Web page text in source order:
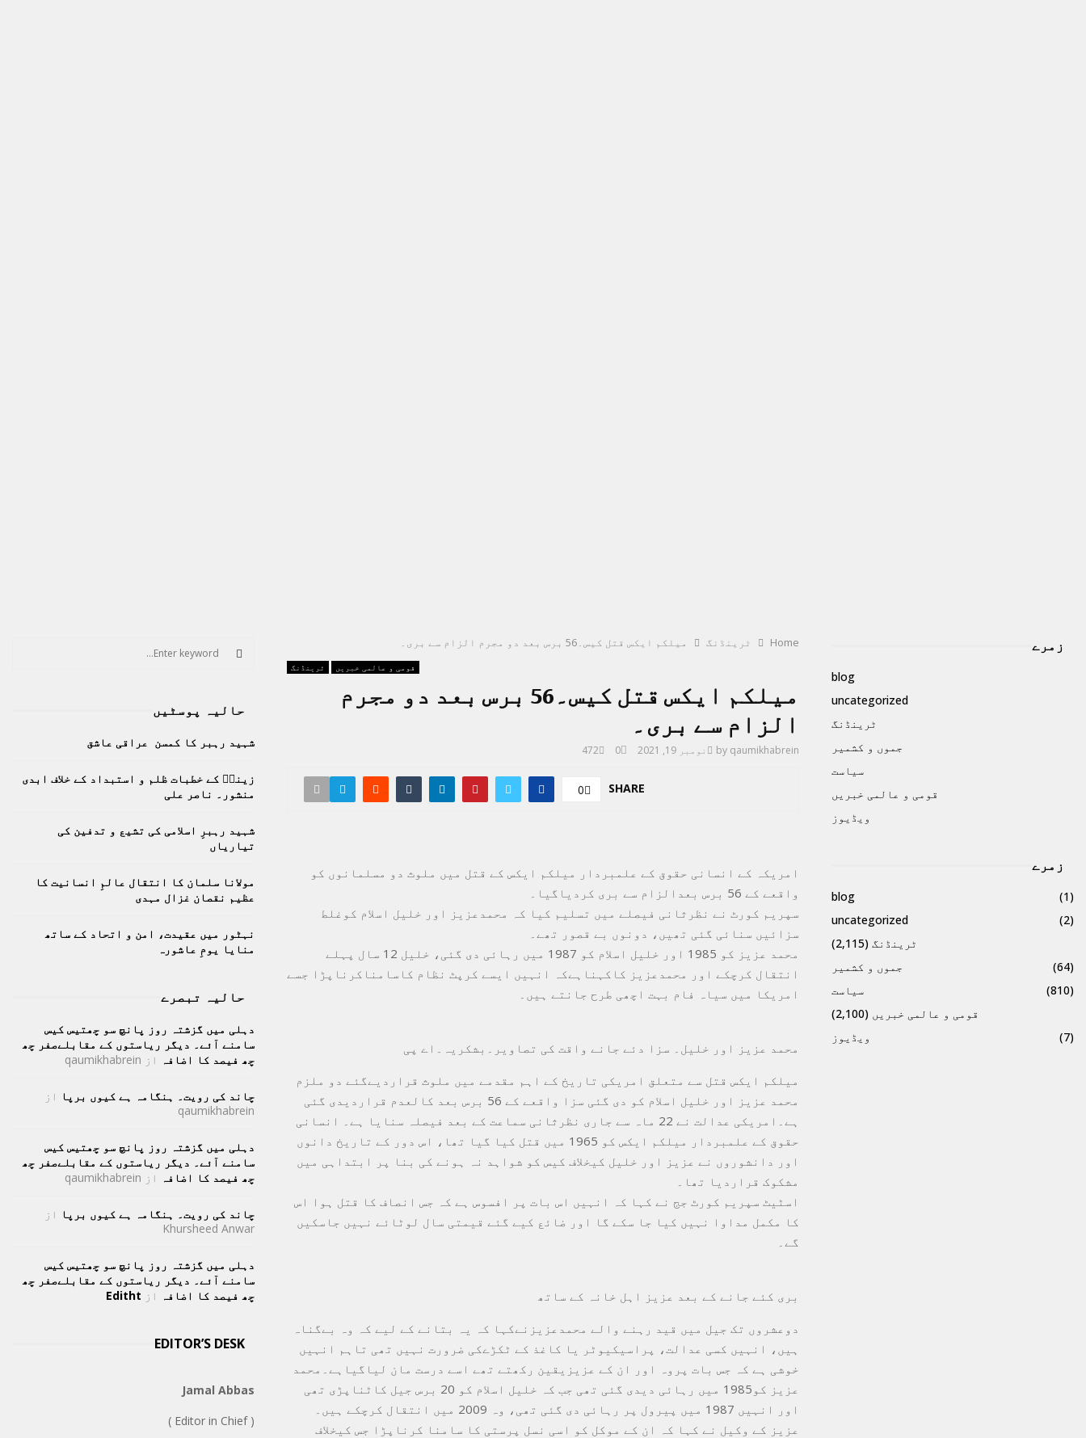
Home ٹرینڈنگ میلکم ایکس قتل کیس۔56 برس بعد دو مجرم الزام سے بری۔
ٹرینڈنگ قومی و عالمی خبریں
میلکم ایکس قتل کیس۔56 برس بعد دو مجرم
الزام سے بری۔
by qaumikhabrein نومبر 19, 2021 0
472
SHARE
0
امریکہ کے انسانی حقوق کے علمبردار میلکم ایکس کے قتل میں ملوث دو مسلمانوں کو
واقعے کے 56 برس بعدالزام سے بری کردیاگیا۔
سپریم کورٹ نے نظرثانی فیصلے میں تسلیم کیا کہ محمدعزیز اور خلیل اسلام کوغلط
سزائیں سنائی گئی تھیں، دونوں بے قصور تھے۔
محمد عزیز کو 1985 اور خلیل اسلام کو 1987 میں رہائی دی گئی، خلیل 12 سال پہلے
انتقال کرچکے اور محمدعزیز کاکہناہےکہ انہیں ایسے کرپٹ نظام کاسامناکرناپڑا جسے
امریکا میں سیاہ فام بہت اچھی طرح جانتے ہیں۔
محمد عزیز اور خلیل۔ سزا دئے جانے واقت کی تصاویر۔بشکریہ۔اے پی
میلکم ایکس قتل سے متعلق امریکی تاریخ کے اہم مقدمے میں ملوث قراردیےگئے دو ملزم
محمد عزیز اور خلیل اسلام کو دی گئی سزا واقعے کے 56 برس بعد کالعدم قراردیدی گئی
ہے۔امریکی عدالت نے 22 ماہ سے جاری نظرثانی سماعت کے بعد فیصلہ سنایا ہے۔ انسانی
حقوق کے علمبردار میلکم ایکس کو 1965 میں قتل کیا گیا تھا، اس دور کے تاریخ دانوں
اور دانشوروں نے عزیز اور خلیل کیخلاف کیس کو شواہد نہ ہونے کی بنا پر ابتداہی میں
مشکوک قراردیا تھا۔
اسٹیٹ سپریم کورٹ جج نے کہا کہ انہیں اس بات پر افسوس ہے کہ جس انصاف کا قتل ہوا اس
کا مکمل مداوا نہیں کیا جا سکے گا اور ضائع کیے گئے قیمتی سال لوٹائے نہیں جاسکیں
گے۔
بری کئے جانے کے بعد عزیز اہل خانہ کے ساتھ
دوعشروں تک جیل میں قید رہنے والے محمدعزیزنےکہا کہ یہ بتانے کے لیے کہ وہ بےگناہ
ہیں، انہیں کسی عدالت، پراسیکیوٹر یا کاغذ کے ٹکڑےکی ضرورت نہیں تھی تاہم انہیں
خوشی ہے کہ جس بات پروہ اور ان کے عزیزیقین رکھتے تھے اسے درست مان لیاگیاہے۔محمد
عزیز کو1985 میں رہائی دیدی گئی تھی جب کہ خلیل اسلام کو 20 برس جیل کاٹناپڑی تھی
اور انہیں 1987 میں پیرول پر رہائی دی گئی تھی، وہ 2009 میں انتقال کرچکے ہیں۔
عزیز کے وکیل نے کہا کہ ان کے موکل کو اسی نسل پرستی کا سامنا کرناپڑا جس کیخلاف
زمرے
blog
uncategorized
ٹرینڈنگ
جموں و کشمیر
سیاست
قومی و عالمی خبریں
ویڈیوز
زمرے
blog
(1)
uncategorized
(2)
ٹرینڈنگ (2,115)
جموں و کشمیر
(64)
سیاست
(810)
قومی و عالمی خبریں (2,100)
ویڈیوز
(7)
f
r
:
E
A
R
H
حالیہ پوسٹیں
شہید رہبر کا کمسن عراقی عاشق
زینبؑ کے خطبات ظلم و استبداد کے خلاف ابدی
منشور۔ ناصر علی
شہید رہبرِ اسلامی کی تشیع و تدفین کی
تیاریاں
مولانا سلمان کا انتقال عالمِ انسانیت کا
عظیم نقصان غزال مہدی
نہٹور میں عقیدت، امن و اتحاد کے ساتھ
منایا یومِ عاشورہ
حالیہ تبصرے
دہلی میں گزشتہ روز پانچ سو چھتیس کیس
سامنے آئے۔ دیگر ریاستوں کے مقابلےصفر چھ
چھ فیصد کا اضافہ از qaumikhabrein
چاند کی رویت۔ ہنگامہ ہے کیوں برپا از
qaumikhabrein
دہلی میں گزشتہ روز پانچ سو چھتیس کیس
سامنے آئے۔ دیگر ریاستوں کے مقابلےصفر چھ
چھ فیصد کا اضافہ از qaumikhabrein
چاند کی رویت۔ ہنگامہ ہے کیوں برپا از
Khursheed Anwar
دہلی میں گزشتہ روز پانچ سو چھتیس کیس
سامنے آئے۔ دیگر ریاستوں کے مقابلےصفر چھ
چھ فیصد کا اضافہ از Editht
EDITOR’S DESK
Jamal Abbas
( Editor in Chief )